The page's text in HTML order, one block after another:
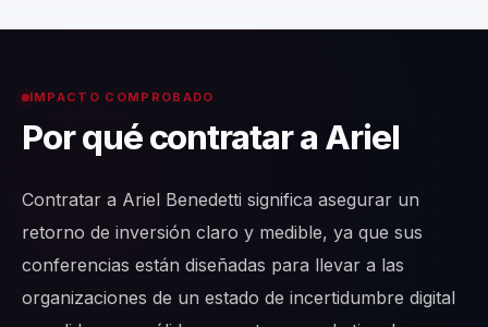
IMPACTO COMPROBADO
Por qué contratar a Ariel
Contratar a Ariel Benedetti significa asegurar un
retorno de inversión claro y medible, ya que sus
conferencias están diseñadas para llevar a las
organizaciones de un estado de incertidumbre digital